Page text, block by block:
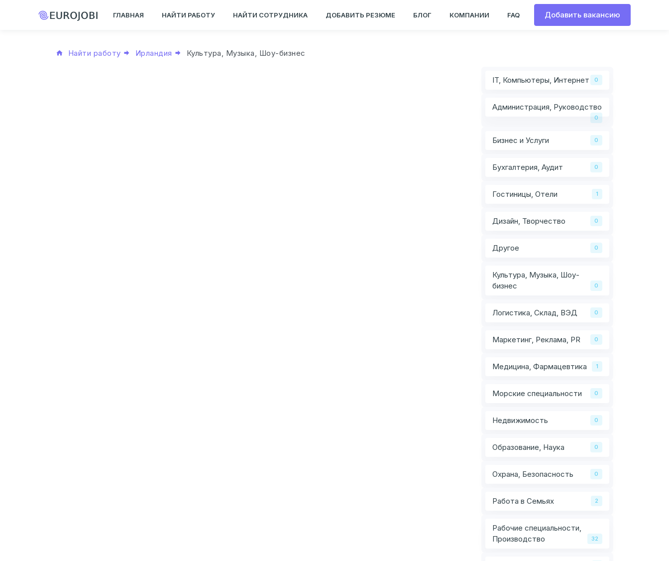
ГЛАВНАЯ НАЙТИ РАБОТУ НАЙТИ СОТРУДНИКА ДОБАВИТЬ РЕЗЮМЕ БЛОГ КОМПАНИИ FAQ Добавить вакансию
Найти работу Ирландия Культура, Музыка, Шоу-бизнес
IT, Компьютеры, Интернет 0
Администрация, Руководство
0
Бизнес и Услуги 0
Бухгалтерия, Аудит 0
Гостиницы, Отели 1
Дизайн, Творчество 0
Другое 0
Культура, Музыка, Шоу-
бизнес
0
Логистика, Склад, ВЭД 0
Маркетинг, Реклама, PR 0
Медицина, Фармацевтика 1
Морские специальности 0
Недвижимость 0
Образование, Наука 0
Охрана, Безопасность 0
Работа в Семьях 2
Рабочие специальности,
Производство
32